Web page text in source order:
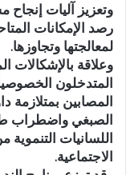
وتعزيز آليات إنجاح
رصد الإمكانات
لمعالجتها وتجاوزها.
وعلاقة
المتدخلون
المصابين بمتلازمة
الصبغي واضطراب
اللسانيات
الاجتماعية.